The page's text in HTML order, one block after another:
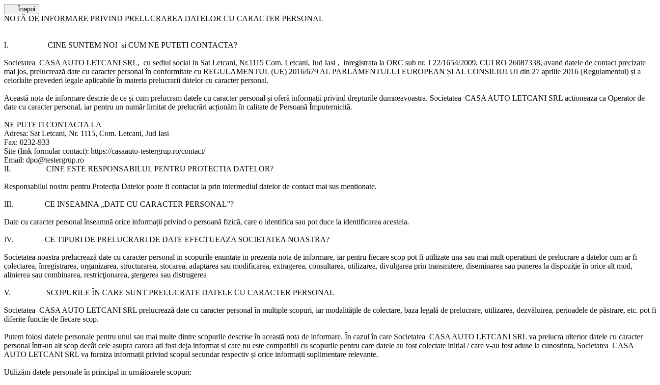
Înapoi
NOTĂ DE INFORMARE PRIVIND PRELUCRAREA DATELOR CU CARACTER PERSONAL
I. CINE SUNTEM NOI si CUM NE PUTETI CONTACTA?
Societatea CASA AUTO LETCANI SRL, cu sediul social in Sat Letcani, Nr.1115 Com. Letcani, Jud Iasi , inregistrata la ORC sub nr. J 22/1654/2009, CUI RO 26087338, avand datele de contact precizate
mai jos, prelucrează date cu caracter personal în conformitate cu REGULAMENTUL (UE) 2016/679 AL PARLAMENTULUI EUROPEAN ȘI AL CONSILIULUI din 27 aprilie 2016 (Regulamentul) și a
celorlalte prevederi legale aplicabile în materia prelucrarii datelor cu caracter personal.
Această nota de informare descrie de ce și cum prelucram datele cu caracter personal și oferă informații privind drepturile dumneavoastra. Societatea CASA AUTO LETCANI SRL actioneaza ca Operator de
date cu caracter personal, iar pentru un număr limitat de prelucrări acționăm în calitate de Persoană Împuternicită.
NE PUTETI CONTACTA LA
Adresa: Sat Letcani, Nr. 1115, Com. Letcani, Jud Iasi
Fax: 0232-933
Site (link formular contact): https://casaauto-testergrup.ro/contact/
Email: dpo@testergrup.ro
II.
CINE ESTE RESPONSABILUL PENTRU PROTECTIA DATELOR?
Responsabilul nostru pentru Protecția Datelor poate fi contactat la prin intermediul datelor de contact mai sus mentionate.
III. CE INSEAMNA „DATE CU CARACTER PERSONAL”?
Date cu caracter personal înseamnă orice informații privind o persoană fizică, care o identifica sau pot duce la identificarea acesteia.
IV. CE TIPURI DE PRELUCRARI DE DATE EFECTUEAZA SOCIETATEA NOASTRA?
Societatea noastra prelucrează date cu caracter personal in scopurile enuntate in prezenta nota de informare, iar pentru fiecare scop pot fi utilizate una sau mai mult operatiuni de prelucrare a datelor cum ar fi
colectarea, înregistrarea, organizarea, structurarea, stocarea, adaptarea sau modificarea, extragerea, consultarea, utilizarea, divulgarea prin transmitere, diseminarea sau punerea la dispoziţie în orice alt mod,
alinierea sau combinarea, restricţionarea, ştergerea sau distrugerea
V. SCOPURILE ÎN CARE SUNT PRELUCRATE DATELE CU CARACTER PERSONAL
Societatea CASA AUTO LETCANI SRL prelucrează date cu caracter personal în multiple scopuri, iar modalitățile de colectare, baza legală de prelucrare, utilizarea, dezvăluirea, perioadele de păstrare, etc. pot fi
diferite functie de fiecare scop.
Putem folosi datele personale pentru unul sau mai multe dintre scopurile descrise în această nota de informare. În cazul în care Societatea CASA AUTO LETCANI SRL va prelucra ulterior datele cu caracter
personal într-un alt scop decât cele asupra carora ati fost deja informat si care nu este compatibil cu scopurile pentru care datele au fost colectate inițial / care v-au fost aduse la cunostinta, Societatea CASA
AUTO LETCANI SRL va furniza informații privind scopul secundar respectiv și orice informații suplimentare relevante.
Utilizăm datele personale în principal in următoarele scopuri: